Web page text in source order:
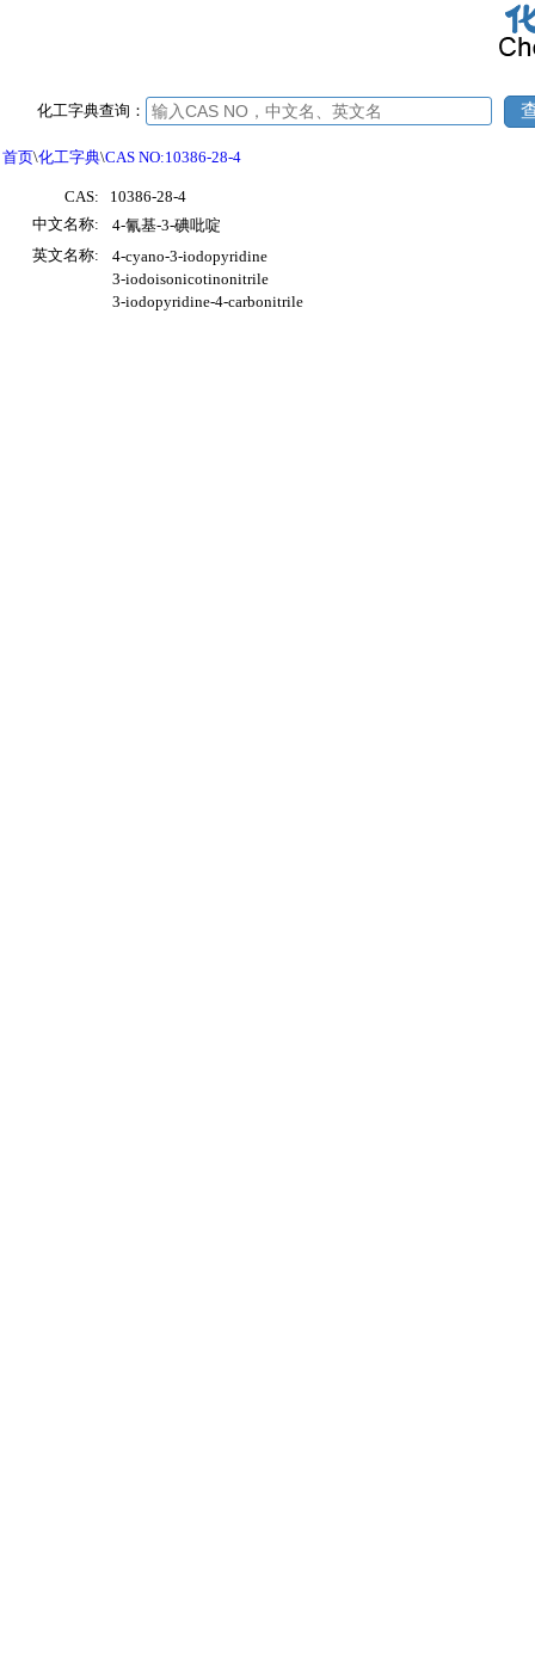
化工字典查询：
首页\化工字典\CAS NO:10386-28-4
CAS:
10386-28-4
中文名称:
4-氰基-3-碘吡啶
英文名称:
4-cyano-3-iodopyridine
3-iodoisonicotinonitrile
3-iodopyridine-4-carbonitrile